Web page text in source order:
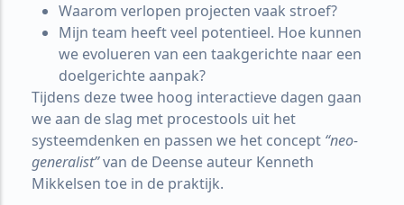
Waarom verlopen projecten vaak stroef?
Mijn team heeft veel potentieel. Hoe kunnen
we evolueren van een taakgerichte naar een
doelgerichte aanpak?
Tijdens deze twee hoog interactieve dagen gaan
we aan de slag met procestools uit het
systeemdenken en passen we het concept “neo-
generalist”van de Deense auteur Kenneth
Mikkelsen toe in de praktijk.